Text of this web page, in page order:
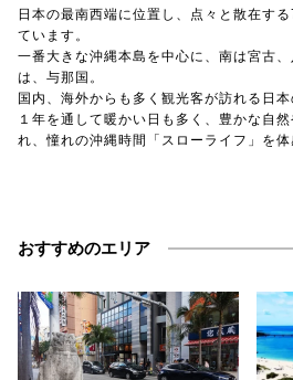
日本の最南西端に位置し、点々と散在す
ています。
一番大きな沖縄本島を中心に、南は宮古
は、与那国。
国内、海外からも多く観光客が訪れる日
１年を通して暖かい日も多く、豊かな自
れ、憧れの沖縄時間「スローライフ」を体
おすすめのエリア